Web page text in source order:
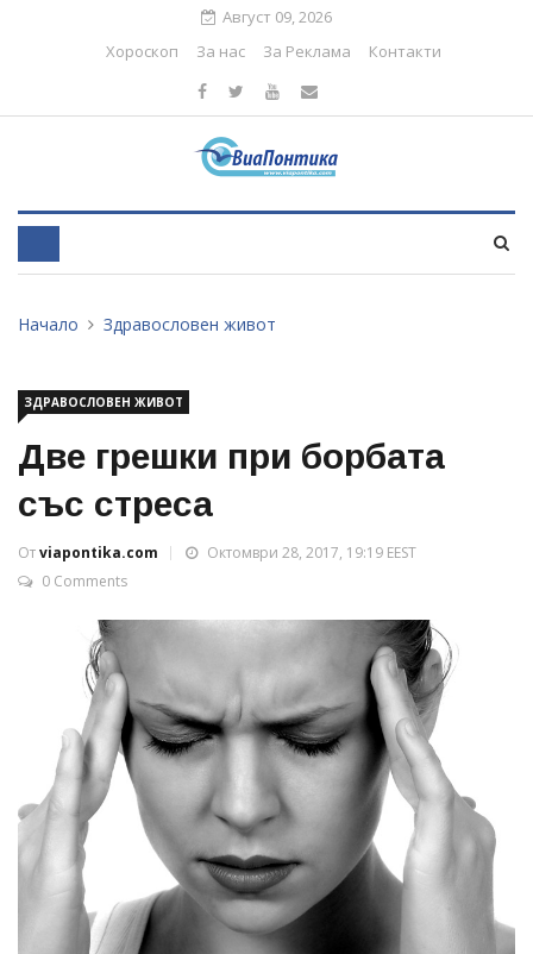
Август 09, 2026
Хороскоп
За нас За Реклама Контакти
Начало Здравословен живот
ЗДРАВОСЛОВЕН ЖИВОТ
Две грешки при борбата
със стреса
Отviapontika.com
Октомври 28, 2017, 19:19 EEST
0 Comments